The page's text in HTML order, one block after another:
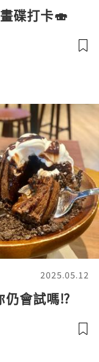
碟打卡🍣
2025.05.12
仍會試嗎⁉️